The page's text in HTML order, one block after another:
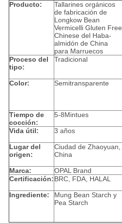
Producto:
Tallarines orgánicos
de fabricación de
Longkow Bean
Vermicelli Gluten Free
Chinese del Haba-
almidón de China
para Marruecos
Proceso del
tipo:
Tradicional
Color:
Semitransparente
Tiempo de
cocción:
5-8Mintues
Vida útil:
3 años
Lugar del
origen:
Ciudad de Zhaoyuan,
China
Marca:
OPAL Brand
Certificación:BRC, FDA, HALAL
Ingrediente:
Mung Bean Starch y
Pea Starch